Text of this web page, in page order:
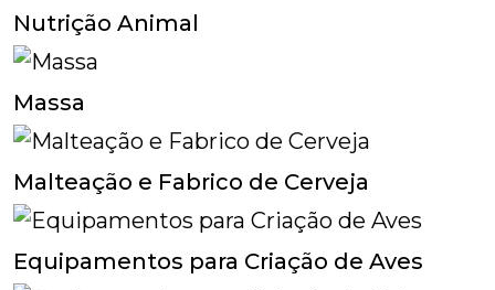
Nutrição Animal
Massa
Malteação e Fabrico de Cerveja
Equipamentos para Criação de Aves